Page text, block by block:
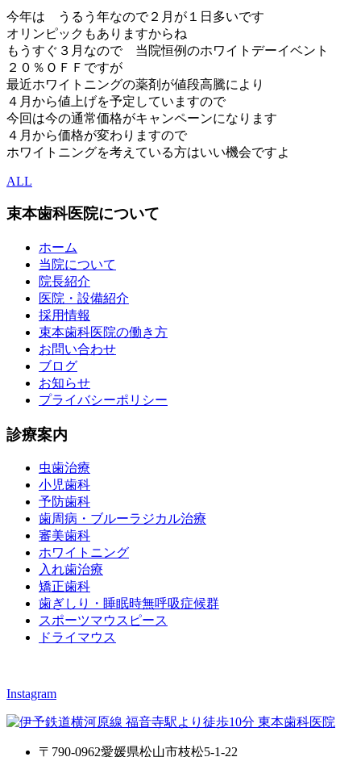
今年は うるう年なので２月が１日多いです
オリンピックもありますからね
もうすぐ３月なので 当院恒例のホワイトデーイベント
２０％ＯＦＦですが
最近ホワイトニングの薬剤が値段高騰により
４月から値上げを予定していますので
今回は今の通常価格がキャンペーンになります
４月から価格が変わりますので
ホワイトニングを考えている方はいい機会ですよ
ALL
束本歯科医院について
ホーム
当院について
院長紹介
医院・設備紹介
採用情報
束本歯科医院の働き方
お問い合わせ
ブログ
お知らせ
プライバシーポリシー
診療案内
虫歯治療
小児歯科
予防歯科
歯周病・ブルーラジカル治療
審美歯科
ホワイトニング
入れ歯治療
矯正歯科
歯ぎしり・睡眠時無呼吸症候群
スポーツマウスピース
ドライマウス
Instagram
〒790-0962愛媛県松山市枝松5-1-22